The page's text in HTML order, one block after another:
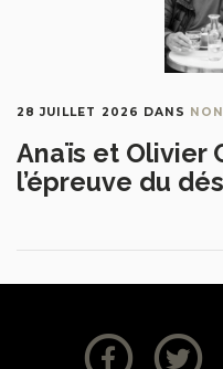
28 JUILLET 2026 DANS
Anaïs et Olivier
l’épreuve du